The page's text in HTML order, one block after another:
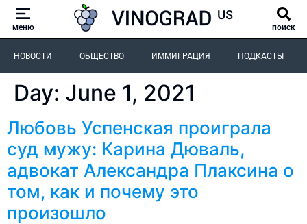
меню поиск
НОВОСТИ ОБЩЕСТВО ИММИГРАЦИЯ ПОДКАСТЫ
Day: June 1, 2021
Любовь Успенская проиграла
суд мужу: Карина Дюваль,
адвокат Александра Плаксина о
том, как и почему это
произошло